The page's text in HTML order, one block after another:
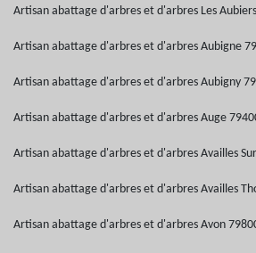
Artisan abattage d'arbres et d'arbres Les
Artisan abattage d'arbres et d'arbres Aubigne
Artisan abattage d'arbres et d'arbres Aubigny
Artisan abattage d'arbres et d'arbres Auge
Artisan abattage d'arbres et d'arbres Availles
Artisan abattage d'arbres et d'arbres Availles
Artisan abattage d'arbres et d'arbres Avon